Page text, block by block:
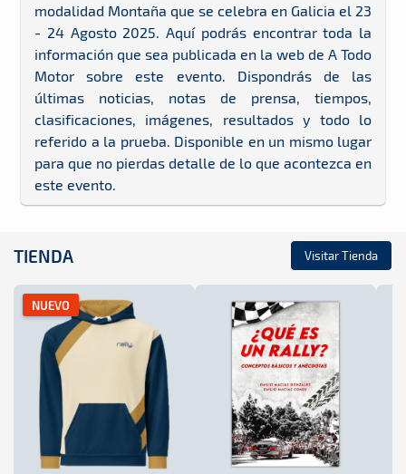
modalidad Montaña que se celebra en Galicia el 23
- 24 Agosto 2025. Aquí podrás encontrar toda la
información que sea publicada en la web de A Todo
Motor sobre este evento. Dispondrás de las
últimas noticias, notas de prensa, tiempos,
clasificaciones, imágenes, resultados y todo lo
referido a la prueba. Disponible en un mismo lugar
para que no pierdas detalle de lo que acontezca en
este evento.
TIENDA Visitar Tienda
NUEVO